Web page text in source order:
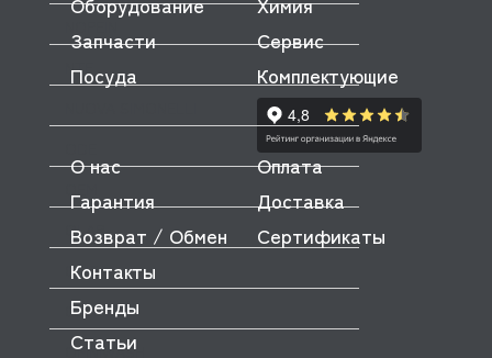
NTF
OLAB
OLIS
OLYMPIA
OMNIWASH
Запчасти
Посуда
Сервис
Комплектующие
О нас
Оплата
Гарантия
Доставка
Возврат / Обмен
Сертификаты
Контакты
Бренды
Статьи